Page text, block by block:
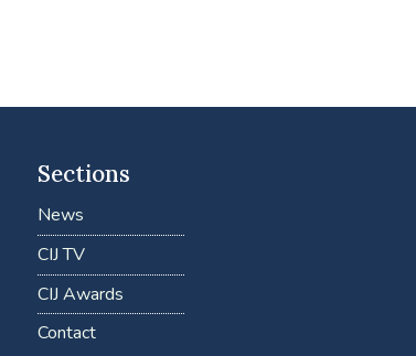
Sections
News
CIJ TV
CIJ Awards
Contact